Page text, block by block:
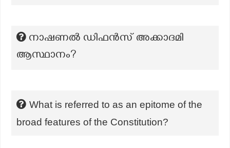
നാഷണൽ ഡിഫൻസ് അക്കാദമി
ആസ്ഥാനം?
What is referred to as an epitome of the
broad features of the Constitution?